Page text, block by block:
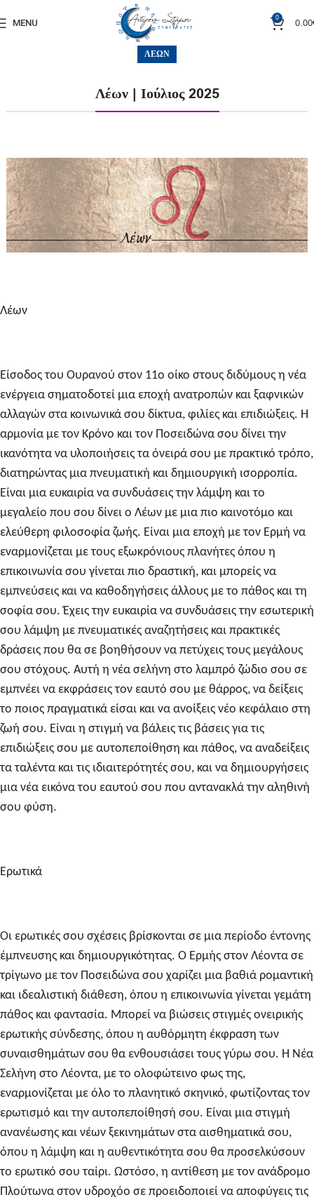
MENU
0 0.00
ΛΈΩΝ
Λέων | Ιούλιος 2025
Λέων
Είσοδος του Ουρανού στον 11ο οίκο στους διδύμους η νέα
ενέργεια σηματοδοτεί μια εποχή ανατροπών και ξαφνικών
αλλαγών στα κοινωνικά σου δίκτυα, φιλίες και επιδιώξεις. Η
αρμονία με τον Κρόνο και τον Ποσειδώνα σου δίνει την
ικανότητα να υλοποιήσεις τα όνειρά σου με πρακτικό τρόπο,
διατηρώντας μια πνευματική και δημιουργική ισορροπία.
Είναι μια ευκαιρία να συνδυάσεις την λάμψη και το
μεγαλείο που σου δίνει ο Λέων με μια πιο καινοτόμο και
ελεύθερη φιλοσοφία ζωής. Είναι μια εποχή με τον Ερμή να
εναρμονίζεται με τους εξωκρόνιους πλανήτες όπου η
επικοινωνία σου γίνεται πιο δραστική, και μπορείς να
εμπνεύσεις και να καθοδηγήσεις άλλους με το πάθος και τη
σοφία σου. Έχεις την ευκαιρία να συνδυάσεις την εσωτερική
σου λάμψη με πνευματικές αναζητήσεις και πρακτικές
δράσεις που θα σε βοηθήσουν να πετύχεις τους μεγάλους
σου στόχους. Αυτή η νέα σελήνη στο λαμπρό ζώδιο σου σε
εμπνέει να εκφράσεις τον εαυτό σου με θάρρος, να δείξεις
το ποιος πραγματικά είσαι και να ανοίξεις νέο κεφάλαιο στη
ζωή σου. Είναι η στιγμή να βάλεις τις βάσεις για τις
επιδιώξεις σου με αυτοπεποίθηση και πάθος, να αναδείξεις
τα ταλέντα και τις ιδιαιτερότητές σου, και να δημιουργήσεις
μια νέα εικόνα του εαυτού σου που αντανακλά την αληθινή
σου φύση.
Ερωτικά
Οι ερωτικές σου σχέσεις βρίσκονται σε μια περίοδο έντονης
έμπνευσης και δημιουργικότητας. Ο Ερμής στον Λέοντα σε
τρίγωνο με τον Ποσειδώνα σου χαρίζει μια βαθιά ρομαντική
και ιδεαλιστική διάθεση, όπου η επικοινωνία γίνεται γεμάτη
πάθος και φαντασία. Μπορεί να βιώσεις στιγμές ονειρικής
ερωτικής σύνδεσης, όπου η αυθόρμητη έκφραση των
συναισθημάτων σου θα ενθουσιάσει τους γύρω σου. Η Νέα
Σελήνη στο Λέοντα, με το ολοφώτεινο φως της,
εναρμονίζεται με όλο το πλανητικό σκηνικό, φωτίζοντας τον
ερωτισμό και την αυτοπεποίθησή σου. Είναι μια στιγμή
ανανέωσης και νέων ξεκινημάτων στα αισθηματικά σου,
όπου η λάμψη και η αυθεντικότητα σου θα προσελκύσουν
το ερωτικό σου ταίρι. Ωστόσο, η αντίθεση με τον ανάδρομο
Πλούτωνα στον υδροχόο σε προειδοποιεί να αποφύγεις τις